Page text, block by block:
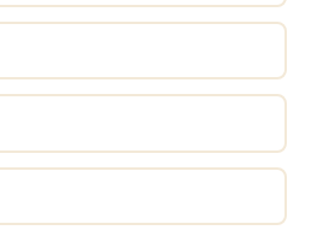
了。如果热，把房门打开，把
点，但是他不至于第二天早上
。
睡，睡得晚，伤了少阳之
力，要关上窗户，不开空调、